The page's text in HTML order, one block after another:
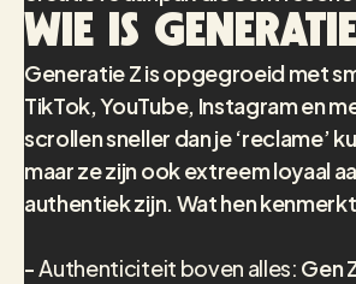
Wie is
Generatie Z is opgegroeid met
TikTok, YouTube, Instagram en
scrollen sneller dan je ‘reclame’
maar ze zijn ook extreem loyaal
authentiek zijn. Wat hen
-Authenticiteit boven alles: Gen